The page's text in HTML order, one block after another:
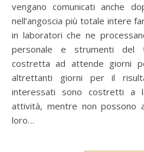
vengano comunicati anche
nell’angoscia più totale intere
in laboratori che ne
personale e strumenti del
costretta ad attende giorni
altrettanti giorni per il
interessati sono costretti a
attività, mentre non possono
loro…